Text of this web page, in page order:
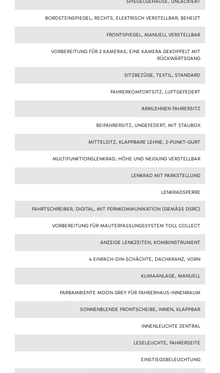
SPIEGELGEHÄUSE, UNLACKIERT
BORDSTEINSPIEGEL, RECHTS, ELEKTRISCH VERSTELLBAR, BEHEIZT
FRONTSPIEGEL, MANUELL VERSTELLBAR
VORBEREITUNG FÜR 2 KAMERAS, EINE KAMERA GEKOPPELT MIT
RÜCKWÄRTSGANG
SITZBEZÜGE, TEXTIL, STANDARD
FAHRERKOMFORTSITZ, LUFTGEFEDERT
ARMLEHNEN FAHRERSITZ
BEIFAHRERSITZ, UNGEFEDERT, MIT STAUBOX
MITTELSITZ, KLAPPBARE LEHNE, 2-PUNKT-GURT
MULTIFUNKTIONSLENKRAD, HÖHE UND NEIGUNG VERSTELLBAR
LENKRAD MIT PARKSTELLUNG
LENKRADSPERRE
FAHRTSCHREIBER, DIGITAL, MIT FERNKOMMUNIKATION (GEMÄSS DSRC)
VORBEREITUNG FÜR MAUTERFASSUNGSSYSTEM TOLL COLLECT
ANZEIGE LENKZEITEN, KOMBIINSTRUMENT
4 EINFACH-DIN-SCHÄCHTE, DACHKRANZ, VORN
KLIMAANLAGE, MANUELL
FARBAMBIENTE MOON GREY FÜR FAHRERHAUS-INNENRAUM
SONNENBLENDE FRONTSCHEIBE, INNEN, KLAPPBAR
INNENLEUCHTE ZENTRAL
LESELEUCHTE, FAHRERSEITE
EINSTIEGSBELEUCHTUNG